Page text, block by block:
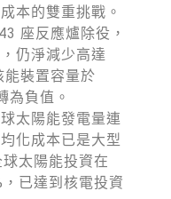
本的雙重挑戰。
座反應爐除役，
仍淨減少高達
能裝置容量於
為負值。
太陽能發電量連
化成本已是大型
太陽能投資在
已達到核電投資